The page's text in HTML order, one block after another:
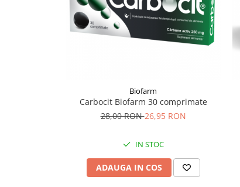
Supliment Vitamina D3
Supliment Vitamina E
Vitamine si minerale
Biofarm
Carbocit Biofarm 30 comprimate
28,00 RON26,95 RON
IN STOC
ADAUGA IN COS